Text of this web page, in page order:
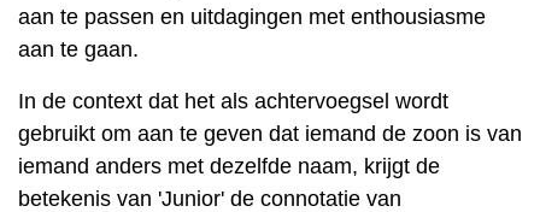
aan te passen en uitdagingen met enthousiasme
aan te gaan.
In de context dat het als achtervoegsel wordt
gebruikt om aan te geven dat iemand de zoon is van
iemand anders met dezelfde naam, krijgt de
betekenis van 'Junior' de connotatie van